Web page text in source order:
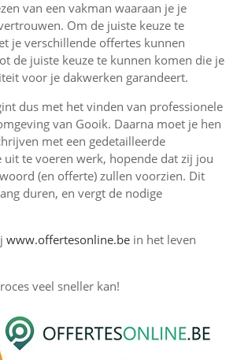
van een vakman waaraan je je
Om de juiste keuze te
je verschillende offertes kunnen
de juiste keuze te kunnen komen die je
voor je dakwerken garandeert.
dus met het vinden van professionele
van Gooik. Daarna moet je hen
met een gedetailleerde
te voeren werk, hopende dat zij jou
(en offerte) zullen voorzien. Dit
duren, en vergt de nodige
www.offertesonline.be in het leven
veel sneller kan!